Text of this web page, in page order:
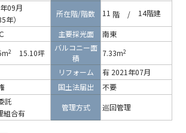
09月
年）
所在階/階数 11 階 / 14階建
主要採光面
南東
2 15.10坪
バルコニー面
積
7.33m2
リフォーム
有 2021年07月
国土法届出
不要
託
組合有
管理方式 巡回管理